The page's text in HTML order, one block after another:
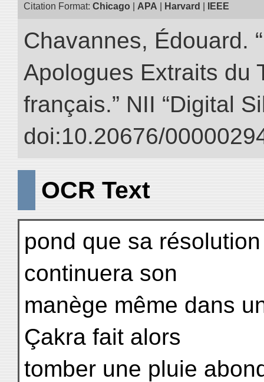
Citation Format: Chicago APA Harvard IEEE
Chavannes, Édouard.
Apologues Extraits du
français.” NII “Digital
doi:10.20676/
OCR Text
pond que sa
continuera son
manège même dans
Çakra fait alors
tomber une pluie